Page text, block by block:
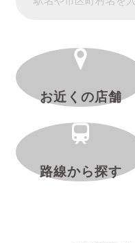
お近くの店舗
路線から探す